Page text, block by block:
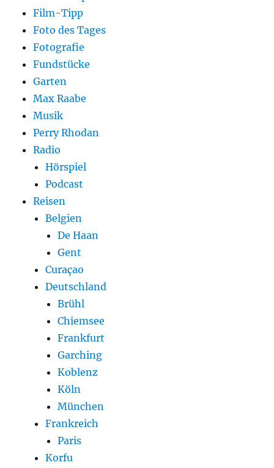
Film-Tipp
Foto des Tages
Fotografie
Fundstücke
Garten
Max Raabe
Musik
Perry Rhodan
Radio
Hörspiel
Podcast
Reisen
Belgien
De Haan
Gent
Curaçao
Deutschland
Brühl
Chiemsee
Frankfurt
Garching
Koblenz
Köln
München
Frankreich
Paris
Korfu